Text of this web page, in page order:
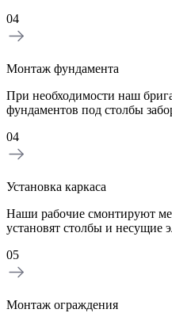
04
Монтаж фундамента
При необходимости наш
фундаментов под столбы
04
Установка каркаса
Наши рабочие смонтируют
установят столбы и несущие
05
Монтаж ограждения